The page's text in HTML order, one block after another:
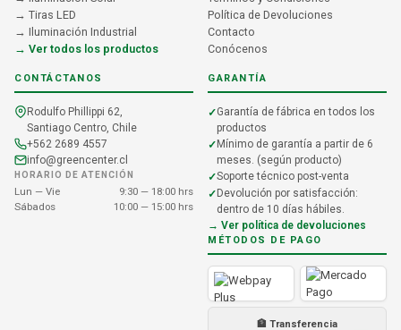
→ Tiras LED
→ Iluminación Industrial
→ Ver todos los productos
Política de Devoluciones
Contacto
Conócenos
CONTÁCTANOS
Rodulfo Phillippi 62,
Santiago Centro, Chile
+562 2689 4557
info@greencenter.cl
HORARIO DE ATENCIÓN
Lun — Vie
9:30 — 18:00 hrs
Sábados
10:00 — 15:00 hrs
GARANTÍA
Garantía de fábrica en todos los
productos
Mínimo de garantía a partir de 6
meses. (según producto)
Soporte técnico post-venta
Devolución por satisfacción:
dentro de 10 días hábiles.
→ Ver política de devoluciones
MÉTODOS DE PAGO
🏦 Transferencia